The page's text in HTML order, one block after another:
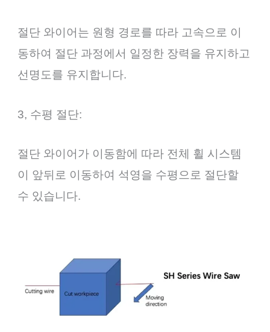
절단 와이어는 원형 경로를 따라 고속으로 이
동하여 절단 과정에서 일정한 장력을 유지하고
선명도를 유지합니다.
3, 수평 절단:
절단 와이어가 이동함에 따라 전체 휠 시스템
이 앞뒤로 이동하여 석영을 수평으로 절단할
수 있습니다.